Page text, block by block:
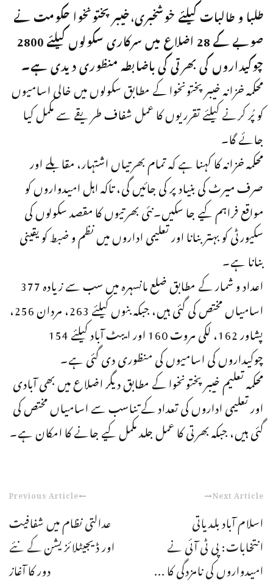
طلبا و طالبات کیلئے خوشخبری،خیبر پختونخوا حکومت نے
صوبے کے 28 اضلاع میں سرکاری سکولوں کیلئے 2800
چوکیداروں کی بھرتی کی باضابطہ منظوری دیدی ہے۔
محکمہ خزانہ خیبر پختونخوا کے مطابق سکولوں میں خالی اسامیوں
کو پُر کرنے کیلئے تقرریوں کا عمل شفاف طریقے سے مکمل کیا
جائے گا۔
محکمہ خزانہ کا کہنا ہے کہ تمام بھرتیاں اشتہار، مقابلے اور
صرف میرٹ کی بنیاد پر کی جائیں گی، تاکہ اہل امیدواروں کو
مواقع فراہم کیے جا سکیں۔نئی بھرتیوں کا مقصد سکولوں کی
سکیورٹی کو بہتر بنانا اور تعلیمی اداروں میں نظم و ضبط کو یقینی
بنانا ہے۔
اعداد و شمار کے مطابق ضلع مانسہرہ میں سب سے زیادہ 377
اسامیاں مختص کی گئی ہیں، جبکہ بنوں کیلئے 263، مردان 256،
پشاور 162، لکی مروت 160 اور ایبٹ آباد کیلئے 154
چوکیداروں کی اسامیوں کی منظوری دی گئی ہے۔
محکمہ تعلیم خیبر پختونخوا کے مطابق دیگر اضلاع میں بھی آبادی
اور تعلیمی اداروں کی تعداد کے تناسب سے اسامیاں مختص کی
گئی ہیں، جبکہ بھرتی کا عمل جلد مکمل کیے جانے کا امکان ہے۔
Previous Article
عدالتی نظام میں شفافیت
اور ڈیجیٹلائزیشن کے نئے
دور کا آغاز
Next Article
اسلام آباد بلدیاتی
انتخابات: پی ٹی آئی نے
امیدواروں کی نامزدگی کا ...